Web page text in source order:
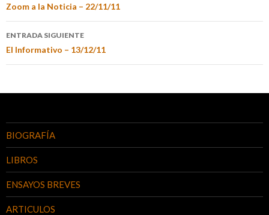
Zoom a la Noticia – 22/11/11
ENTRADA SIGUIENTE
El Informativo – 13/12/11
BIOGRAFÍA
LIBROS
ENSAYOS BREVES
ARTICULOS